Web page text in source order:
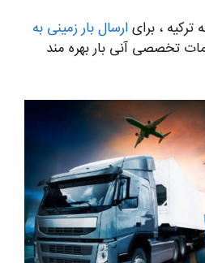
ترکیه ، برایارسال بار زمینی به
تخصصی آنی بار بهره مند